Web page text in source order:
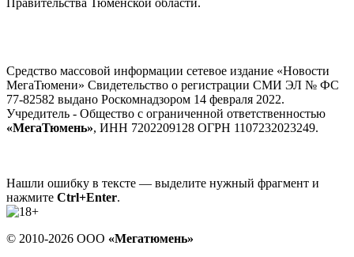
Средство массовой информации сетевое издание «Новости
МегаТюмени» Свидетельство о регистрации СМИ ЭЛ № ФС
77-82582 выдано Роскомнадзором 14 февраля 2022.
Учредитель - Общество с ограниченной ответственностью
«МегаТюмень», ИНН 7202209128 ОГРН 1107232023249.
Нашли ошибку в тексте — выделите нужный фрагмент и
нажмите Ctrl+Enter.
© 2010-2026 ООО «Мегатюмень»